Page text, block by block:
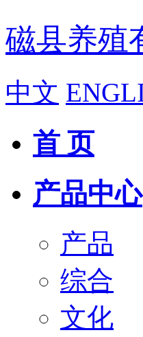
磁县养殖
中文
首 页
产品中心
产品
综合
文化